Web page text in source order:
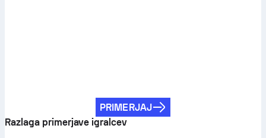
PRIMERJAJ
Razlaga primerjave igralcev